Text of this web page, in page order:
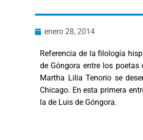
enero 28, 2014
Referencia de la filología
de Góngora entre los
Martha Lilia Tenorio se
Chicago. En esta primera
la de Luis de Góngora.